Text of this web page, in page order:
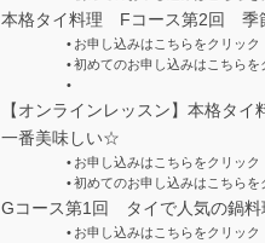
本格タイ料理 Fコース第2回 季
お申し込みはこちらをクリック
初めてのお申し込みはこちらを
【オンラインレッスン】本格
一番美味しい☆
お申し込みはこちらをクリック
初めてのお申し込みはこちらを
Gコース第1回 タイで人気の鍋
お申し込みはこちらをクリック